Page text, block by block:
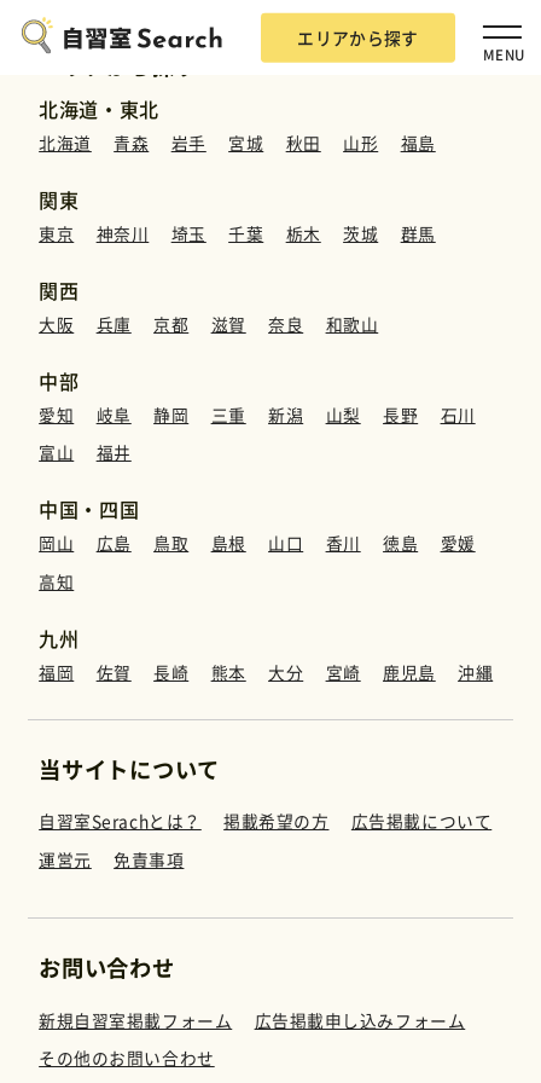
エリアから探す
MENU
エリアから探す
自習室Searchとは？
掲載希望の方
広告掲載について
お問い合わせ
エリアから探す
北海道・東北
北海道 青森 岩手 宮城 秋田 山形 福島
関東
東京 神奈川 埼玉 千葉 栃木 茨城 群馬
関西
大阪 兵庫 京都 滋賀 奈良 和歌山
中部
愛知 岐阜 静岡 三重 新潟 山梨 長野
石川
富山
福井
中国・四国
岡山 広島 鳥取 島根 山口 香川 徳島
愛媛
高知
九州
福岡 佐賀 長崎 熊本 大分 宮崎 鹿児島 沖縄
当サイトについて
自習室Serachとは？ 掲載希望の方
広告掲載について
運営元
免責事項
お問い合わせ
新規自習室掲載フォーム
広告掲載申し込みフォーム
その他のお問い合わせ